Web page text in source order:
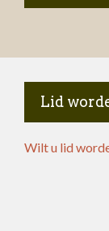
Lid
Wilt u lid